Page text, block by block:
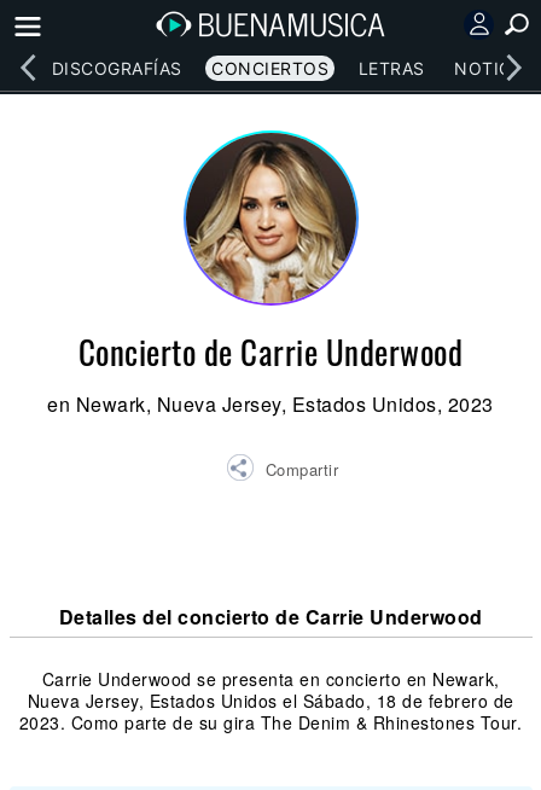
DISCOGRAFÍAS CONCIERTOS LETRAS NOTICIAS
Concierto de Carrie Underwood
en Newark, Nueva Jersey, Estados Unidos, 2023
Compartir
Detalles del concierto de Carrie Underwood
Carrie Underwood se presenta en concierto en Newark,
Nueva Jersey, Estados Unidos el Sábado, 18 de febrero de
2023. Como parte de su gira The Denim & Rhinestones Tour.